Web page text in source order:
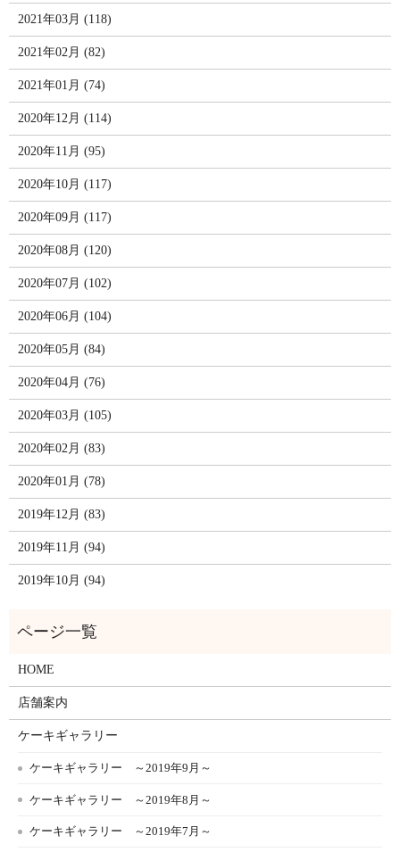
2021年03月 (118)
2021年02月 (82)
2021年01月 (74)
2020年12月 (114)
2020年11月 (95)
2020年10月 (117)
2020年09月 (117)
2020年08月 (120)
2020年07月 (102)
2020年06月 (104)
2020年05月 (84)
2020年04月 (76)
2020年03月 (105)
2020年02月 (83)
2020年01月 (78)
2019年12月 (83)
2019年11月 (94)
2019年10月 (94)
HOME
店舗案内
ケーキギャラリー
ケーキギャラリー ～2019年9月～
ケーキギャラリー ～2019年8月～
ケーキギャラリー ～2019年7月～